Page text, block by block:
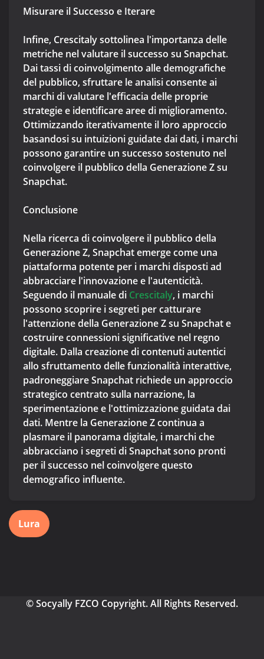
Misurare il Successo e Iterare
Infine, Crescitaly sottolinea l'importanza delle
metriche nel valutare il successo su Snapchat.
Dai tassi di coinvolgimento alle demografiche
del pubblico, sfruttare le analisi consente ai
marchi di valutare l'efficacia delle proprie
strategie e identificare aree di miglioramento.
Ottimizzando iterativamente il loro approccio
basandosi su intuizioni guidate dai dati, i marchi
possono garantire un successo sostenuto nel
coinvolgere il pubblico della Generazione Z su
Snapchat.
Conclusione
Nella ricerca di coinvolgere il pubblico della
Generazione Z, Snapchat emerge come una
piattaforma potente per i marchi disposti ad
abbracciare l'innovazione e l'autenticità.
Seguendo il manuale di Crescitaly, i marchi
possono scoprire i segreti per catturare
l'attenzione della Generazione Z su Snapchat e
costruire connessioni significative nel regno
digitale. Dalla creazione di contenuti autentici
allo sfruttamento delle funzionalità interattive,
padroneggiare Snapchat richiede un approccio
strategico centrato sulla narrazione, la
sperimentazione e l'ottimizzazione guidata dai
dati. Mentre la Generazione Z continua a
plasmare il panorama digitale, i marchi che
abbracciano i segreti di Snapchat sono pronti
per il successo nel coinvolgere questo
demografico influente.
Lura
© Socyally FZCO Copyright. All Rights Reserved.